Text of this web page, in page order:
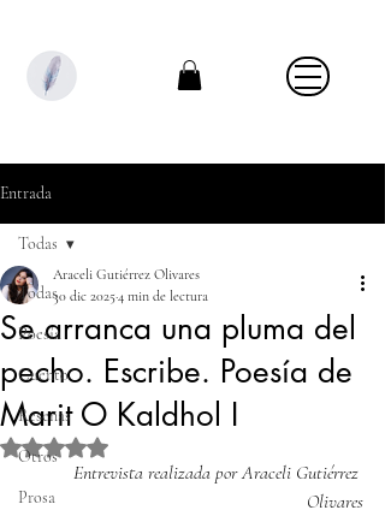
Entrada
Todas
Poesía
Cuento
Reseñas
Otros
Prosa
Todas
Se arranca una pluma del
pecho. Escribe. Poesía de
Marit O Kaldhol I
Araceli Gutiérrez Olivares
30 dic 20254 min de lectura
Obtuvo NaN de 5 estrellas.
Entrevista realizada por Araceli Gutiérrez
Olivares